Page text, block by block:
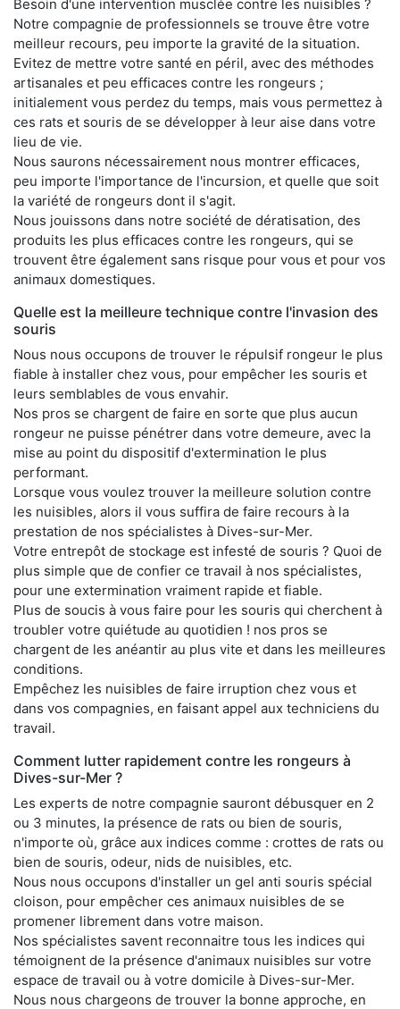
Besoin d'une intervention musclée contre les nuisibles ?
Notre compagnie de professionnels se trouve être votre
meilleur recours, peu importe la gravité de la situation.
Evitez de mettre votre santé en péril, avec des méthodes
artisanales et peu efficaces contre les rongeurs ;
initialement vous perdez du temps, mais vous permettez à
ces rats et souris de se développer à leur aise dans votre
lieu de vie.
Nous saurons nécessairement nous montrer efficaces,
peu importe l'importance de l'incursion, et quelle que soit
la variété de rongeurs dont il s'agit.
Nous jouissons dans notre société de dératisation, des
produits les plus efficaces contre les rongeurs, qui se
trouvent être également sans risque pour vous et pour vos
animaux domestiques.
Quelle est la meilleure technique contre l'invasion des
souris
Nous nous occupons de trouver le répulsif rongeur le plus
fiable à installer chez vous, pour empêcher les souris et
leurs semblables de vous envahir.
Nos pros se chargent de faire en sorte que plus aucun
rongeur ne puisse pénétrer dans votre demeure, avec la
mise au point du dispositif d'extermination le plus
performant.
Lorsque vous voulez trouver la meilleure solution contre
les nuisibles, alors il vous suffira de faire recours à la
prestation de nos spécialistes à Dives-sur-Mer.
Votre entrepôt de stockage est infesté de souris ? Quoi de
plus simple que de confier ce travail à nos spécialistes,
pour une extermination vraiment rapide et fiable.
Plus de soucis à vous faire pour les souris qui cherchent à
troubler votre quiétude au quotidien ! nos pros se
chargent de les anéantir au plus vite et dans les meilleures
conditions.
Empêchez les nuisibles de faire irruption chez vous et
dans vos compagnies, en faisant appel aux techniciens du
travail.
Comment lutter rapidement contre les rongeurs à
Dives-sur-Mer ?
Les experts de notre compagnie sauront débusquer en 2
ou 3 minutes, la présence de rats ou bien de souris,
n'importe où, grâce aux indices comme : crottes de rats ou
bien de souris, odeur, nids de nuisibles, etc.
Nous nous occupons d'installer un gel anti souris spécial
cloison, pour empêcher ces animaux nuisibles de se
promener librement dans votre maison.
Nos spécialistes savent reconnaitre tous les indices qui
témoignent de la présence d'animaux nuisibles sur votre
espace de travail ou à votre domicile à Dives-sur-Mer.
Nous nous chargeons de trouver la bonne approche, en